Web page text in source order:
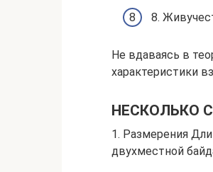
8.
Не вдаваясь в
характеристики
НЕСКОЛЬКО
1. Размерения
двухместной